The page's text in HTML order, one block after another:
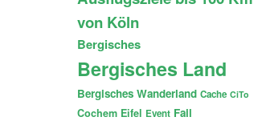
von Köln
Bergisches
Bergisches Land
Bergisches Wanderland Cache CiTo
Cochem Eifel Event Fail